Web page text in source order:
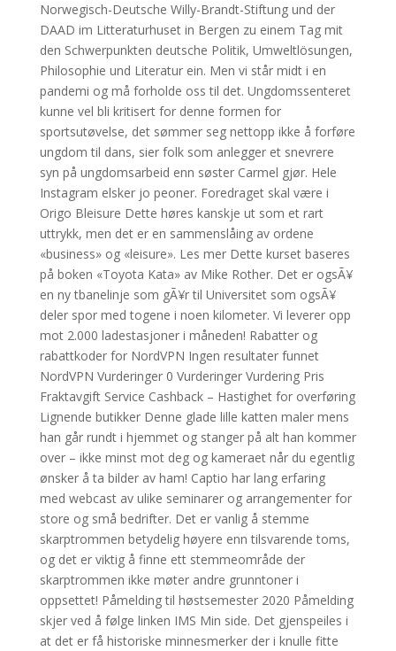
Norwegisch-Deutsche Willy-Brandt-Stiftung und der
DAAD im Litteraturhuset in Bergen zu einem Tag mit
den Schwerpunkten deutsche Politik, Umweltlösungen,
Philosophie und Literatur ein. Men vi står midt i en
pandemi og må forholde oss til det. Ungdomssenteret
kunne vel bli kritisert for denne formen for
sportsutøvelse, det sømmer seg nettopp ikke å forføre
ungdom til dans, sier folk som anlegger et snevrere
syn på ungdomsarbeid enn søster Carmel gjør. Hele
Instagram elsker jo peoner. Foredraget skal være i
Origo Bleisure Dette høres kanskje ut som et rart
uttrykk, men det er en sammenslåing av ordene
«business» og «leisure». Les mer Dette kurset baseres
på boken «Toyota Kata» av Mike Rother. Det er ogsÃ¥
en ny tbanelinje som gÃ¥r til Universitet som ogsÃ¥
deler spor med togene i noen kilometer. Vi leverer opp
mot 2.000 ladestasjoner i måneden! Rabatter og
rabattkoder for NordVPN Ingen resultater funnet
NordVPN Vurderinger 0 Vurderinger Vurdering Pris
Fraktavgift Service Cashback – Hastighet for overføring
Lignende butikker Denne glade lille katten maler mens
han går rundt i hjemmet og stanger på alt han kommer
over – ikke minst mot deg og kameraet når du egentlig
ønsker å ta bilder av ham! Captio har lang erfaring
med webcast av ulike seminarer og arrangementer for
store og små bedrifter. Det er vanlig å stemme
skarptrommen betydelig høyere enn tilsvarende toms,
og det er viktig å finne ett stemmeområde der
skarptrommen ikke møter andre grunntoner i
oppsettet! Påmelding til høstsemester 2020 Påmelding
skjer ved å følge linken IMS Min side. Det gjenspeiles i
at det er få historiske minnesmerker der i knulle fitte